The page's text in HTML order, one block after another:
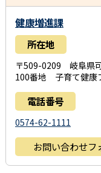
健康増進課
所在地
〒509-0209 岐阜県
100番地 子育て健康
電話番号
0574-62-1111
お問い合わせフ